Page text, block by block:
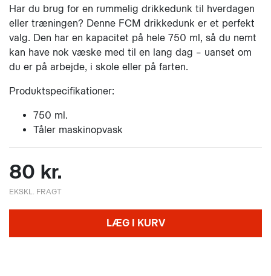
Har du brug for en rummelig drikkedunk til hverdagen
eller træningen? Denne FCM drikkedunk er et perfekt
valg. Den har en kapacitet på hele 750 ml, så du nemt
kan have nok væske med til en lang dag – uanset om
du er på arbejde, i skole eller på farten.
Produktspecifikationer:
750 ml.
Tåler maskinopvask
80 kr.
EKSKL. FRAGT
LÆG I KURV